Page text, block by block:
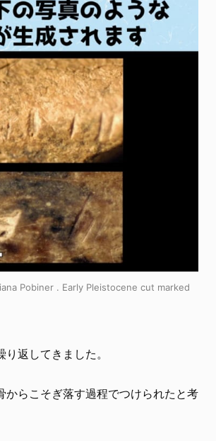
Pobiner . Early Pleistocene cut marked
返してきました。
らこそぎ落す過程でつけられたと考